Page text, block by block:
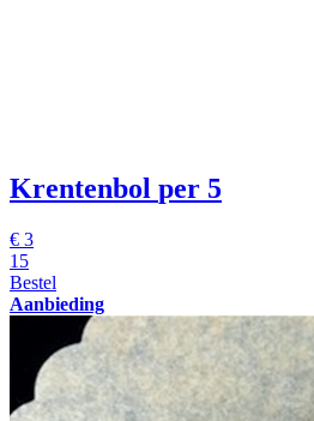
Krentenbol per 5
€ 3
15
Bestel
Aanbieding